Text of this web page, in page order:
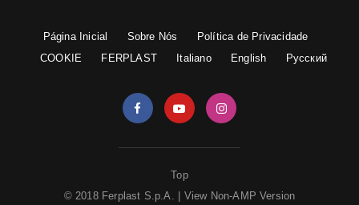
Página Inicial Sobre Nós
Política de Privacidade
COOKIE
FERPLAST Italiano English Русский
Top
© 2018 Ferplast S.p.A. | View Non-AMP Version